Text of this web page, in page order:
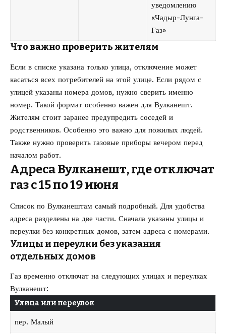
уведомлению
«Чадыр-Лунга-
Газ»
Что важно проверить жителям
Если в списке указана только улица, отключение может
касаться всех потребителей на этой улице. Если рядом с
улицей указаны номера домов, нужно сверить именно
номер. Такой формат особенно важен для Вулканешт.
Жителям стоит заранее предупредить соседей и
родственников. Особенно это важно для пожилых людей.
Также нужно проверить газовые приборы вечером перед
началом работ.
Адреса Вулканешт, где отключат
газ с 15 по 19 июня
Список по Вулканештам самый подробный. Для удобства
адреса разделены на две части. Сначала указаны улицы и
переулки без конкретных домов, затем адреса с номерами.
Улицы и переулки без указания
отдельных домов
Газ временно отключат на следующих улицах и переулках
Вулканешт:
Улица или переулок
пер. Малый